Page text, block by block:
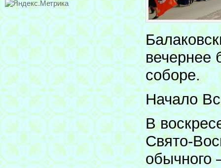
вечернее
соборе.
Начало
В
Свято-
обычного